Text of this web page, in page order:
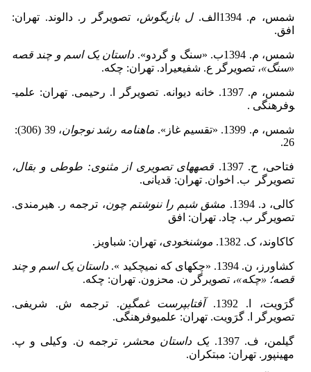
شمس، م. 1394الف. ل بازیگوش، تصویرگر ر. دالوند. تهران:
افق.
شمس، م. 1394ب. «سنگ و گردو».
داستان یک اسم و چند قصه
«سنگ»، تصویرگر ع. شفیعی­راد. تهران: چکه.
شمس، م. 1397. خانه دیوانه. تصویرگر ا. رحیمی. تهران: علمی­
وفرهنگی .
شمس، م. 1399. «تقسیم غاز». ماهنامه رشد نوجوان
، 39 (306):
26.
فتاحی، ح. 1397.
قصه­های تصویری از مثنوی: طوطی و بقال،
تصویرگر ب. اخوان. تهران: قدیانی.
کالی، د. 1394. مشق شبم را ننوشتم چون، ترجمه ر. هیرمندی.
تصویرگر ب. چاد. تهران: افق
کاکاوند، ک. 1382. موش­نخودی، تهران: شباویز.
کشاورز، ن. 1394. «چکه­ای که نمی­چکید ».
داستان یک اسم و چند
قصه؛ «چکه»، تصویرگر ن. محزون. تهران: چکه.
گرَویت، ا. 1392. آفتاب­پرست غمگین. ترجمه ش. شریفی.
تصویرگر ا. گرَویت. تهران: علمی­وفرهنگی.
گیلمن، ف. 1397. یک داستان محشر ، ترجمه ن. وکیلی و پ.
مهین­پور. تهران: مبتکران.